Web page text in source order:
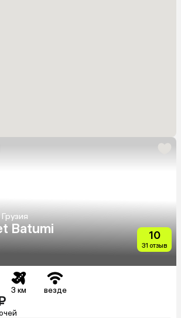
Batumi
10
31 отзыв
3 км везде